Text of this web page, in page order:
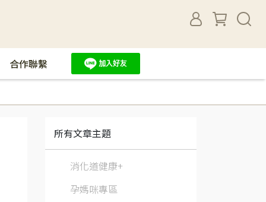
合作聯繫
所有文章主題
消化道健康+
孕媽咪專區